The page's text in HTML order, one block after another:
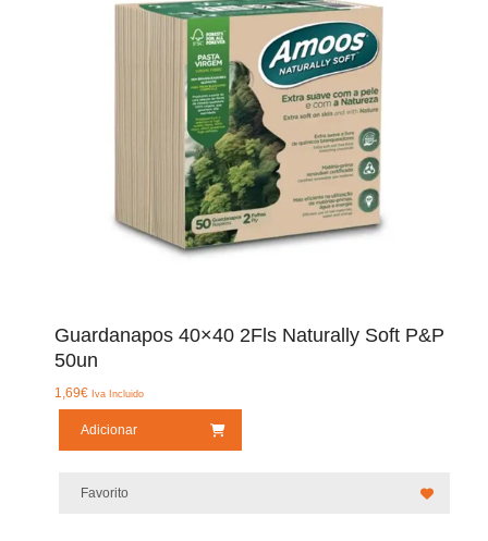
Guardanapos 40×40 2Fls Naturally Soft P&P
50un
1,69€ Iva Incluido
Adicionar
Favorito